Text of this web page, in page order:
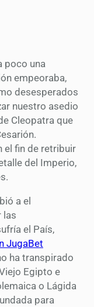
poco una
empeoraba,
desesperados
nuestro asedio
Cleopatra que
el fin de retribuir
del Imperio,
a el
las
el País,
JugaBet
ha transpirado
Egipto e
o Lágida
para